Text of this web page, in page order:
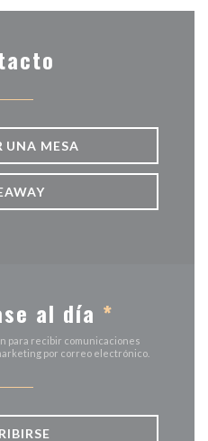
UNA MESA
al día *
para recibir comunicaciones
por correo electrónico.